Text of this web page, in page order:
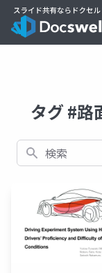
タグ #路
検索